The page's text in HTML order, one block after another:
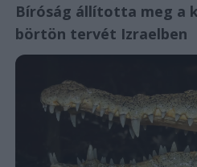
Bíróság állította meg a
börtön tervét Izraelben